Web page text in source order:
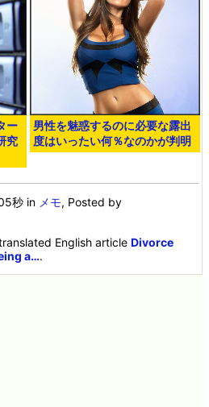
ー
究
男性を魅惑するのに必要な露出
度はいったい何％なのかが判明
秒 in メモ, Posted by
English articleDivorce
a….